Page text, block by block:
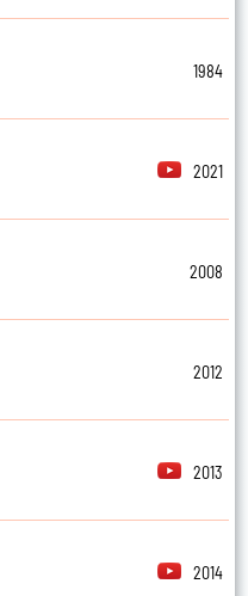
1984
2021
2008
2012
2013
2014